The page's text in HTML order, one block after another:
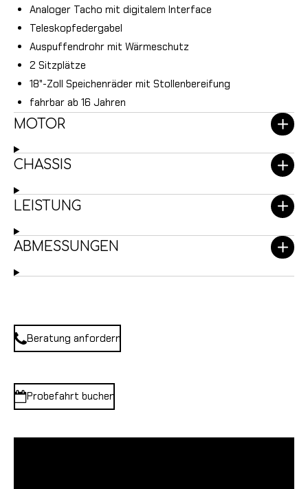
Analoger Tacho mit digitalem Interface
Teleskopfedergabel
Auspuffendrohr mit Wärmeschutz
2 Sitzplätze
18"-Zoll Speichenräder mit Stollenbereifung
fahrbar ab 16 Jahren
MOTOR
CHASSIS
LEISTUNG
ABMESSUNGEN
Beratung anfordern
Probefahrt buchen